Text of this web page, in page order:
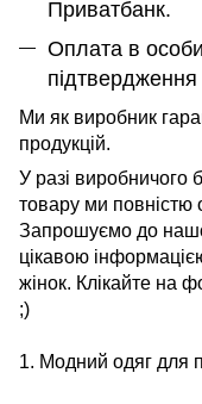
Приватбанк.
Оплата в
Ми як виробник
продукцій.
У разі виробничого
товару ми повністю
Запрошуємо до
цікавою
жінок. Клікайте на
;)
1. Модний одяг для